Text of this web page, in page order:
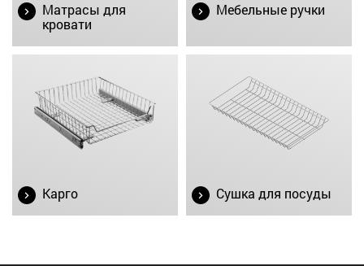
Матрасы для
кровати
Мебельные ручки
Карго Сушка для посуды